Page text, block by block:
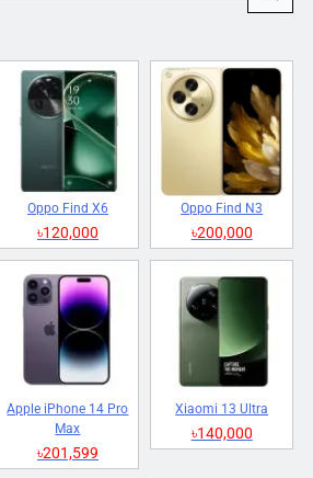
Oppo Find X6
৳120,000
Oppo Find N3
৳200,000
Apple iPhone 14 Pro
Max
৳201,599
Xiaomi 13 Ultra
৳140,000